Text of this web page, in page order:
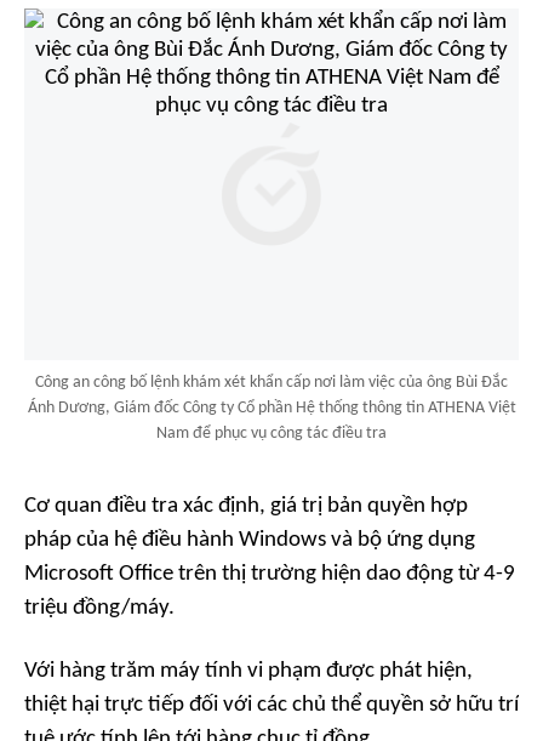
Công an công bố lệnh khám xét khẩn cấp nơi làm việc của ông Bùi Đắc
Ánh Dương, Giám đốc Công ty Cổ phần Hệ thống thông tin ATHENA Việt
Nam để phục vụ công tác điều tra
Cơ quan điều tra xác định, giá trị bản quyền hợp
pháp của hệ điều hành Windows và bộ ứng dụng
Microsoft Office trên thị trường hiện dao động từ 4-9
triệu đồng/máy.
Với hàng trăm máy tính vi phạm được phát hiện,
thiệt hại trực tiếp đối với các chủ thể quyền sở hữu trí